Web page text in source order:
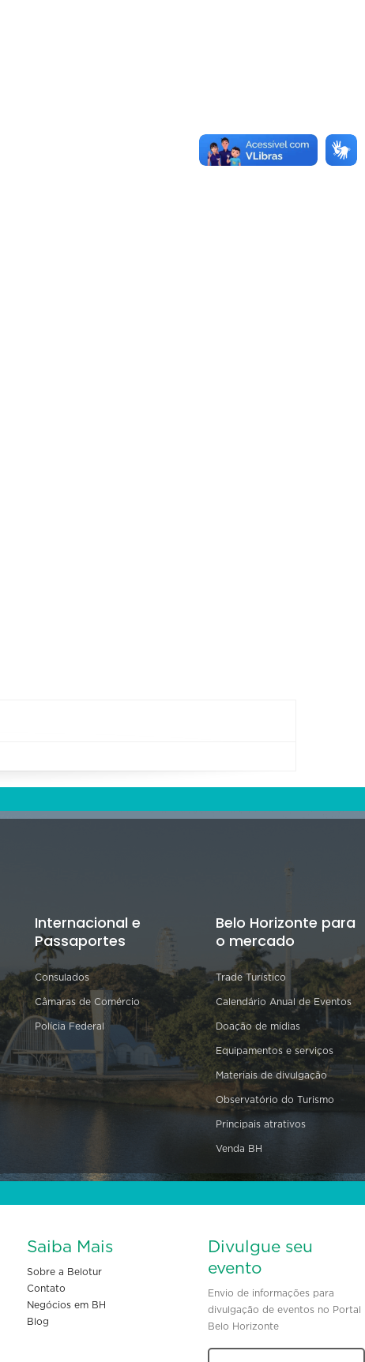
Internacional e
Passaportes
Consulados
Câmaras de Comércio
Polícia Federal
Belo Horizonte para
o mercado
Trade Turístico
Calendário Anual de Eventos
Doação de mídias
Equipamentos e serviços
Materiais de divulgação
Observatório do Turismo
Principais atrativos
Venda BH
Saiba Mais
Sobre a Belotur
Contato
Negócios em BH
Blog
Divulgue seu
evento
Envio de informações para
divulgação de eventos no Portal
Belo Horizonte